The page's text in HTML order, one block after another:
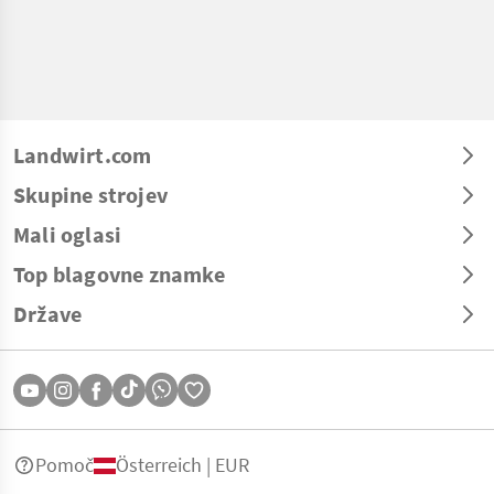
Landwirt.com
Skupine strojev
Mali oglasi
Top blagovne znamke
Države
Pomoč Österreich | EUR